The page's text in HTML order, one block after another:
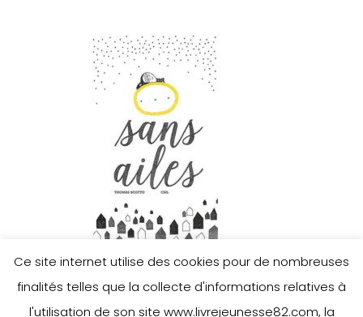
Ce site internet utilise des cookies pour de nombreuses
finalités telles que la collecte d'informations relatives à
l'utilisation de son site www.livrejeunesse82.com, la